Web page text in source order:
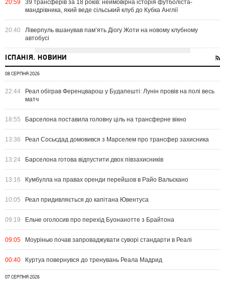
20:59
39 трансферів за 18 років: неймовірна історія футболіста-
мандрівника, який веде сільський клуб до Кубка Англії
20:40
Ліверпуль вшанував пам’ять Діогу Жоти на новому клубному
автобусі
ІСПАНІЯ. НОВИНИ
08 СЕРПНЯ 2026
22:44
Реал обіграв Ференцварош у Будапешті: Лунін провів на полі весь
матч
18:55 Барселона поставила головну ціль на трансферне вікно
13:36 Реал Сосьєдад домовився з Марселем про трансфер захисника
13:24 Барселона готова відпустити двох півзахисників
13:16 Кумбулла на правах оренди перейшов в Райо Вальєкано
10:05 Реал придивляється до капітана Ювентуса
09:19 Ельче оголосив про перехід Буонанотте з Брайтона
09:05 Моурінью почав запроваджувати суворі стандарти в Реалі
00:40 Куртуа повернувся до тренувань Реала Мадрид
07 СЕРПНЯ 2026